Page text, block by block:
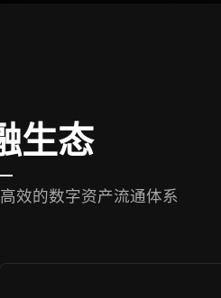
生态
效的数字资产流通体系